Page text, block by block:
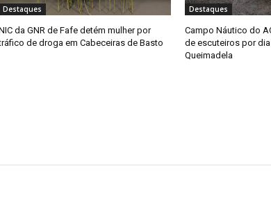
Destaques
da GNR de Fafe detém mulher por
de droga em Cabeceiras de Basto
Destaques
Campo Náutico do
de escuteiros por
Queimadela